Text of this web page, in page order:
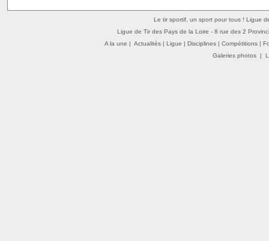
Le tir sportif, un sport pour tous ! Ligue
Ligue de Tir des Pays de la Loire - 8 rue des 2
A la une | Actualités | Ligue | Disciplines | Compétitions |
Galeries photos|